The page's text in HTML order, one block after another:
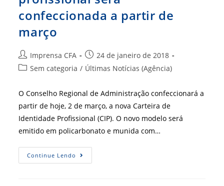
50
Anos
Do
confeccionada a partir de
março
Autor
do
Imprensa CFA
Post
publicado:
24 de janeiro de 2018
Categoria
post:
Sem categoria / Últimas Notícias (Agência)
O Conselho Regional de Administração confeccionará a
partir de hoje, 2 de março, a nova Carteira de
Identidade Profissional (CIP). O novo modelo será
emitido em policarbonato e munida com…
Continue Lendo
CRA-